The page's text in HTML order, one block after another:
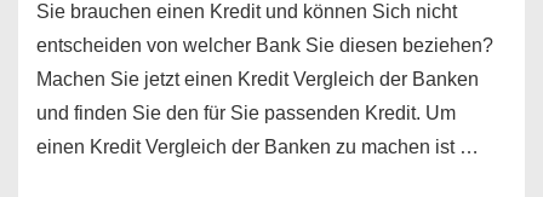
Sie brauchen einen Kredit und können Sich nicht
entscheiden von welcher Bank Sie diesen beziehen?
Machen Sie jetzt einen Kredit Vergleich der Banken
und finden Sie den für Sie passenden Kredit. Um
einen Kredit Vergleich der Banken zu machen ist …